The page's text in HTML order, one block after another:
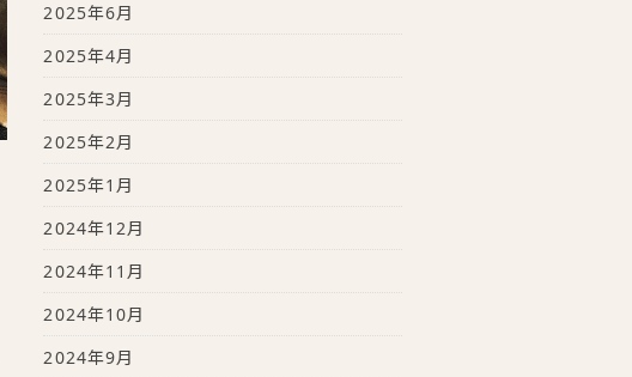
2025年6月
2025年4月
2025年3月
2025年2月
2025年1月
2024年12月
2024年11月
2024年10月
2024年9月